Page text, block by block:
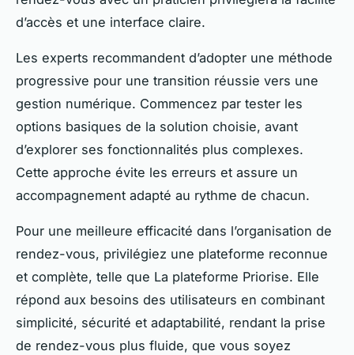
d’accès et une interface claire.
Les experts recommandent d’adopter une méthode
progressive pour une transition réussie vers une
gestion numérique. Commencez par tester les
options basiques de la solution choisie, avant
d’explorer ses fonctionnalités plus complexes.
Cette approche évite les erreurs et assure un
accompagnement adapté au rythme de chacun.
Pour une meilleure efficacité dans l’organisation de
rendez-vous, privilégiez une plateforme reconnue
et complète, telle que La plateforme Priorise. Elle
répond aux besoins des utilisateurs en combinant
simplicité, sécurité et adaptabilité, rendant la prise
de rendez-vous plus fluide, que vous soyez